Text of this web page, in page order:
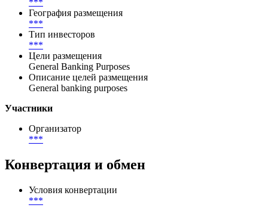
Тип размещения
Частное
Размещение
***
География размещения
***
Тип инвесторов
***
General Banking Purposes
General banking purposes
Организатор
Конвертация и обмен